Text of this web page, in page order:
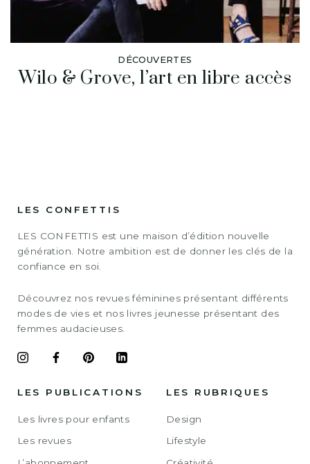
DÉCOUVERTES
Wilo & Grove, l’art en libre accès
LES CONFETTIS
LES CONFETTIS est une maison d’édition nouvelle
génération. Notre ambition est de donner les clés de la
confiance en soi.
Découvrez nos revues féminines présentant différents
modes de vies et nos livres jeunesse présentant des
femmes audacieuses.
LES PUBLICATIONS
Les livres pour enfants
Les revues
LES RUBRIQUES
Design
Lifestyle